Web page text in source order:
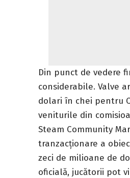
Din punct de vedere
considerabile. Valve
dolari în chei pentru
veniturile din
Steam Community
tranzacționare a
zeci de milioane de
oficială, jucătorii pot